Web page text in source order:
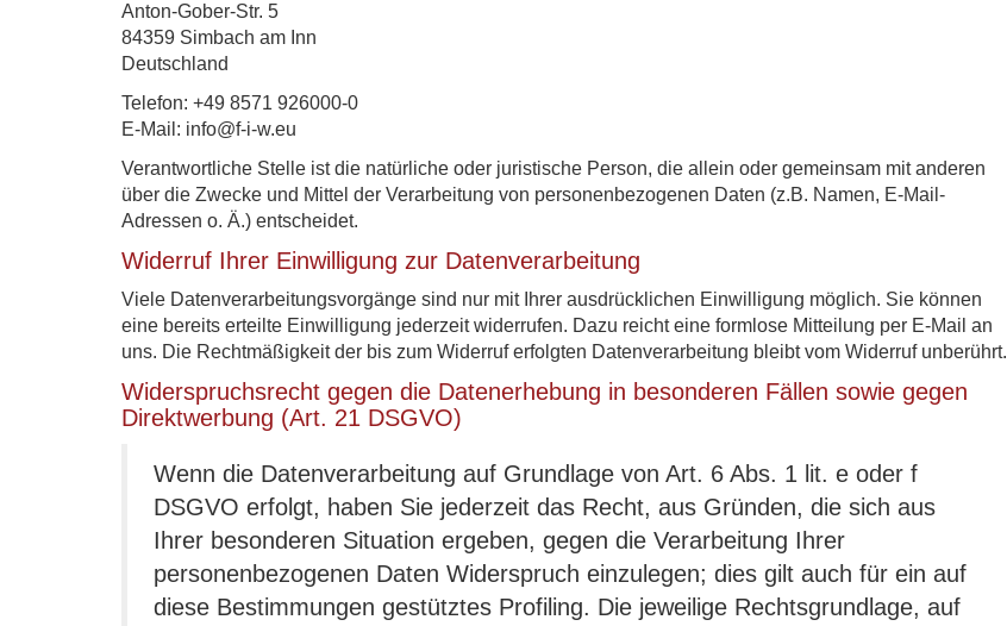
Anton-Gober-Str. 5
84359 Simbach am Inn
Deutschland
Telefon: +49 8571 926000-0
E-Mail: info@f-i-w.eu
Verantwortliche Stelle ist die natürliche oder juristische Person, die allein oder gemeinsam mit anderen
über die Zwecke und Mittel der Verarbeitung von personenbezogenen Daten (z.B. Namen, E-Mail-
Adressen o. Ä.) entscheidet.
Widerruf Ihrer Einwilligung zur Datenverarbeitung
Viele Datenverarbeitungsvorgänge sind nur mit Ihrer ausdrücklichen Einwilligung möglich. Sie können
eine bereits erteilte Einwilligung jederzeit widerrufen. Dazu reicht eine formlose Mitteilung per E-Mail an
uns. Die Rechtmäßigkeit der bis zum Widerruf erfolgten Datenverarbeitung bleibt vom Widerruf unberührt.
Widerspruchsrecht gegen die Datenerhebung in besonderen Fällen sowie gegen
Direktwerbung (Art. 21 DSGVO)
Wenn die Datenverarbeitung auf Grundlage von Art. 6 Abs. 1 lit. e oder f
DSGVO erfolgt, haben Sie jederzeit das Recht, aus Gründen, die sich aus
Ihrer besonderen Situation ergeben, gegen die Verarbeitung Ihrer
personenbezogenen Daten Widerspruch einzulegen; dies gilt auch für ein auf
diese Bestimmungen gestütztes Profiling. Die jeweilige Rechtsgrundlage, auf